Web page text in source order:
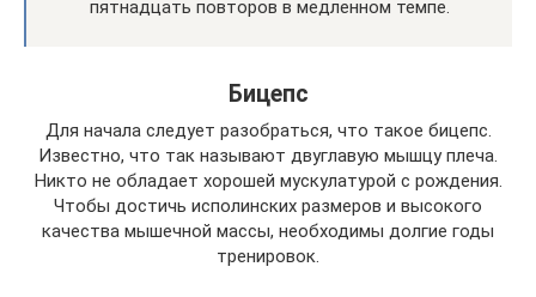
пятнадцать повторов в медленном темпе.
Бицепс
Для начала следует разобраться, что такое бицепс.
Известно, что так называют двуглавую мышцу плеча.
Никто не обладает хорошей мускулатурой с рождения.
Чтобы достичь исполинских размеров и высокого
качества мышечной массы, необходимы долгие годы
тренировок.